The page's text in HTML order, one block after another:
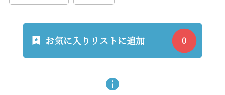
お気に入りリストに追加